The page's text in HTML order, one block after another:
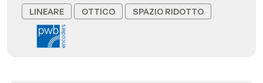
LINEARE OTTICO SPAZIO RIDOTTO